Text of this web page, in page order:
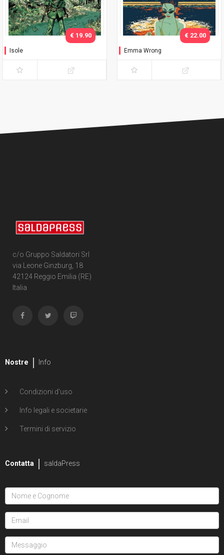
Isole
€ 19.90
Emma Wrong
€ 22.00
c/o Gruppo Saldatori Srl
via Leone Ginzburg, 18
42124 Reggio Emilia (RE)
Italia
Nostre Info
Condizioni d'uso
Info legali e societarie
Termini di servizio
Contatta saldaPress